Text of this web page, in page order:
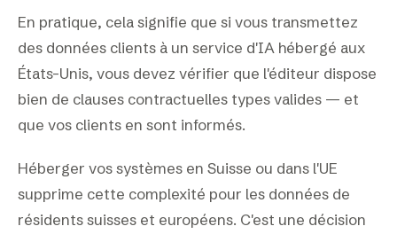
En pratique, cela signifie que si vous transmettez
des données clients à un service d'IA hébergé aux
États-Unis, vous devez vérifier que l'éditeur dispose
bien de clauses contractuelles types valides — et
que vos clients en sont informés.
Héberger vos systèmes en Suisse ou dans l'UE
supprime cette complexité pour les données de
résidents suisses et européens. C'est une décision